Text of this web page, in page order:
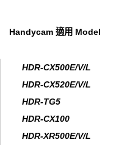
Handycam 適用 Model
HDR-CX500E/V/L
HDR-CX520E/V/L
HDR-TG5
HDR-CX100
HDR-XR500E/V/L